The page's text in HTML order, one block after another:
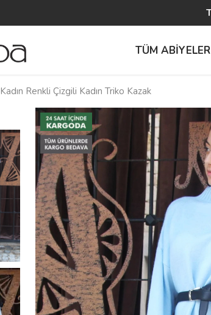
TÜM ABİYELER
Kadın Renkli Çizgili Kadın Triko Kazak